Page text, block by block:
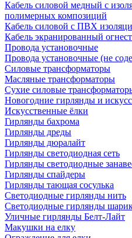
Кабель силовой медный с
полимерных композиций
Кабель силовой с ПВХ
Кабель экранированный
Провода установочные
Провода установочные (не
Силовые трансформаторы
Масляные трансформаторы
Сухие силовые
Новогодние гирлянды и
Искусственные ёлки
Гирлянды бахрома
Гирлянды дреды
Гирлянды дюралайт
Гирлянды светодиодная сеть
Гирлянды светодиодные
Гирлянды спайдеры
Гирлянды тающая сосулька
Светодиодные гирлянды нить
Светодиодные гирлянды
Уличные гирлянды Белт-Лайт
Макушки на елку